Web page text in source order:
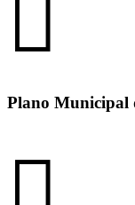
Plano Municipal